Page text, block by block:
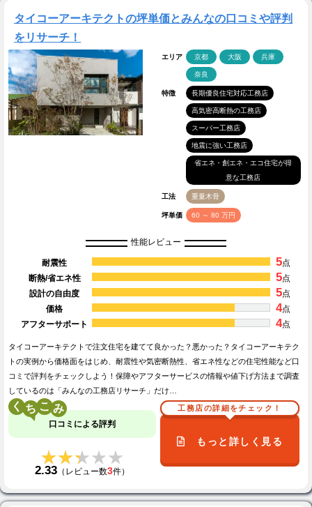
タイコーアーキテクトの坪単価とみんなの口コミや評判
をリサーチ！
エリア 京都 大阪 兵庫
奈良
特徴 長期優良住宅対応工務店
高気密高断熱の工務店
スーパー工務店
地震に強い工務店
省エネ・創エネ・エコ住宅が得
意な工務店
工法 重量木骨
坪単価 60 ～ 80 万円
性能レビュー
耐震性 5点
断熱/省エネ性
5点
設計の自由度
5点
価格
4点
アフターサポート
4点
タイコーアーキテクトで注文住宅を建てて良かった？悪かった？タイコーアーキテク
トの実例から価格面をはじめ、耐震性や気密断熱性、省エネ性などの住宅性能など口
コミで評判をチェックしよう！保障やアフターサービスの情報や値下げ方法まで調査
しているのは「みんなの工務店リサーチ」だけ…
く こ
口コミによる評判
★★★★★
★★★★★
2.33 （レビュー数3件）
工務店の詳細をチェック！
もっと詳しく見る